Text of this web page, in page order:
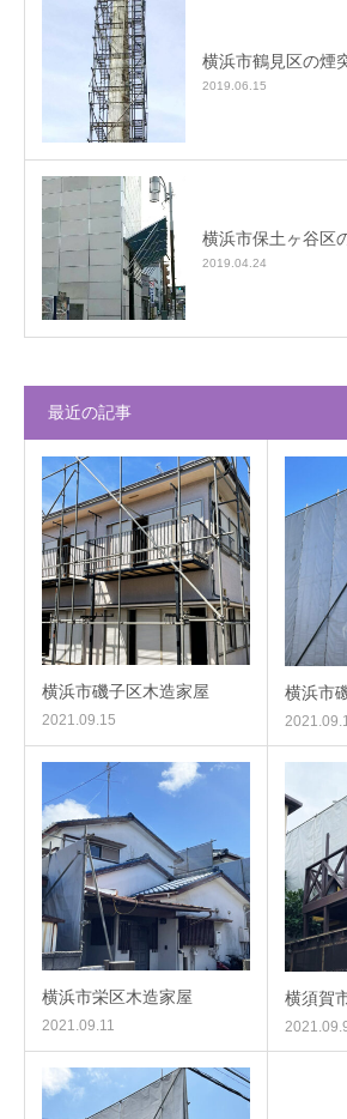
横浜市鶴見区の煙
2019.06.15
横浜市保土ヶ谷区
2019.04.24
最近の記事
横浜市磯子区木造家屋
2021.09.15
横浜市
横浜市栄区木造家屋
2021.09.11
横須賀